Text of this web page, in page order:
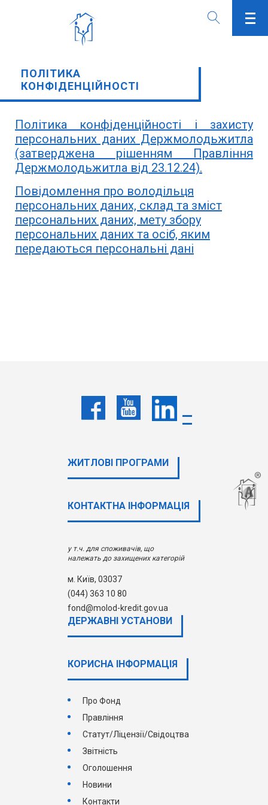
ПОЛІТИКА
КОНФІДЕНЦІЙНОСТІ
Політика конфіденційності і захисту
персональних даних Держмолодьжитла
(затверджена рішенням Правління
Держмолодьжитла від 23.12.24).
Повідомлення про володільця
персональних даних, склад та зміст
персональних даних, мету збору
персональних даних та осіб, яким
передаються персональні дані
ЖИТЛОВІ ПРОГРАМИ
КОНТАКТНА ІНФОРМАЦІЯ
у т.ч. для споживачів, що
належать до захищених категорій
м. Київ, 03037
(044) 363 10 80
fond@molod-kredit.gov.ua
ДЕРЖАВНI УСТАНОВИ
КОРИСНА ІНФОРМАЦІЯ
Про Фонд
Правління
Статут/Ліцензії/Свідоцтва
Звітність
Оголошення
Новини
Контакти